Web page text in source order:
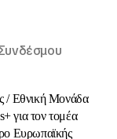
/ Εθνική Μονάδα
για τον τομέα
Ευρωπαϊκής